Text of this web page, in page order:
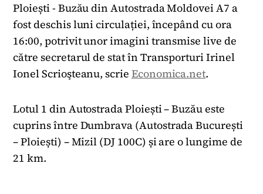
Ploiești - Buzău din Autostrada Moldovei A7 a
fost deschis luni circulației, începând cu ora
16:00, potrivit unor imagini transmise live de
către secretarul de stat în Transporturi Irinel
Ionel Scrioşteanu, scrie Economica.net.
Lotul 1 din Autostrada Ploiești – Buzău este
cuprins între Dumbrava (Autostrada București
– Ploiești) – Mizil (DJ 100C) și are o lungime de
21 km.